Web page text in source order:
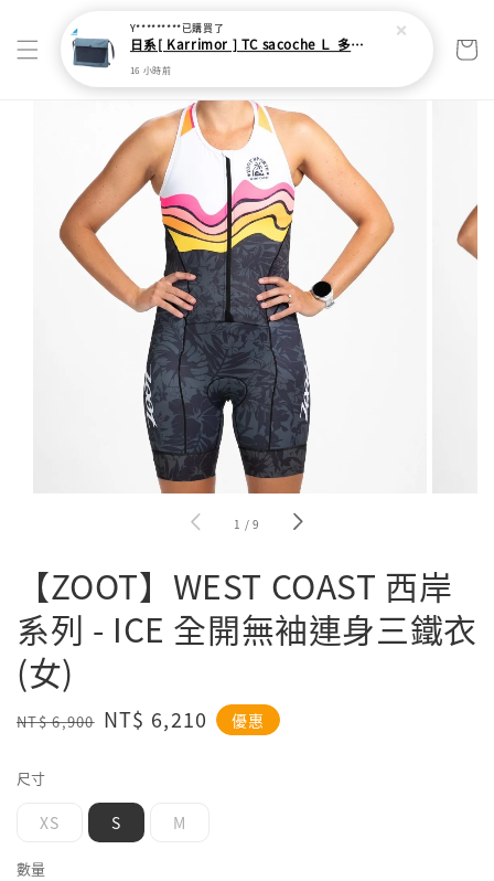
1 /9
【ZOOT】WEST COAST 西岸
系列 - ICE 全開無袖連身三鐵衣
(女)
Regular
NT$ 6,900 Sale
NT$ 6,210 優惠
尺寸
XS S M
數量
Y*********已購買了
日系[ Karrimor ] TC sacoche Ｌ 多功能輕旅收納袋
16 小時前